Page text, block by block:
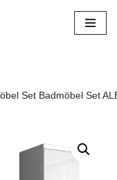
Set Badmöbel Set